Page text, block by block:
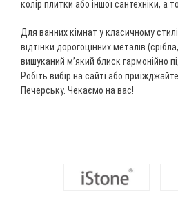
колір плитки або іншої сантехніки, а
Для ванних кімнат у класичному стилі
відтінки дорогоцінних металів
вишуканий м’який блиск гармонійно
Робіть вибір на сайті або
Печерську. Чекаємо на вас!